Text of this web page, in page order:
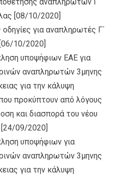
[08/10/2020]
για αναπληρωτές Γ΄
[06/10/2020]
υποψήφιων ΕΑΕ για
αναπληρωτών 3μηνης
για την κάλυψη
προκύπτουν από λόγους
και διασπορά του νέου
[24/09/2020]
υποψήφιων για
αναπληρωτών 3μηνης
για την κάλυψη